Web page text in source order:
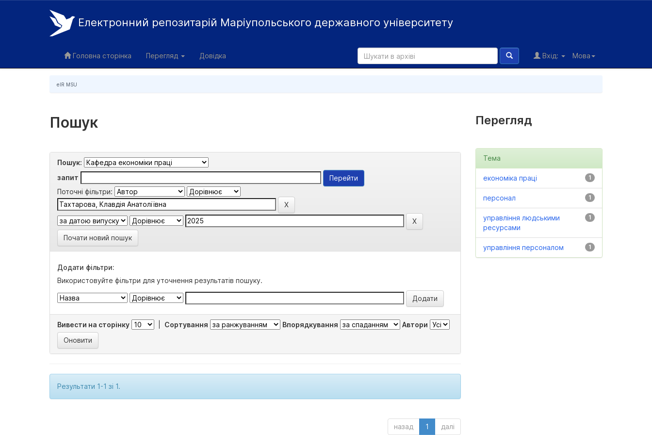
Електронний репозитарій Маріупольського державного університету
Головна сторінка Перегляд Довідка Мова
Вхід:
eIR MSU
Пошук
Пошук:
запит
Поточні фільтри:
Почати новий пошук
Додати фільтри:
Використовуйте фільтри для уточнення результатів пошуку.
Вивести на сторінку Сортування Впорядкування Автори
Результати 1-1 зі 1.
назад 1 далі
Перегляд
Тема
1
економіка праці
1
персонал
1
управління людськими
ресурсами
1
управління персоналом